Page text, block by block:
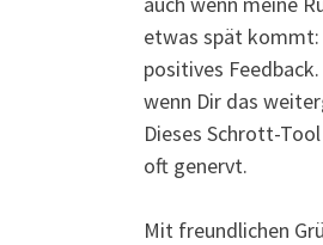
etwas spät kommt:
positives
wenn Dir das
Dieses Schrott-
oft genervt.
Mit freundlichen